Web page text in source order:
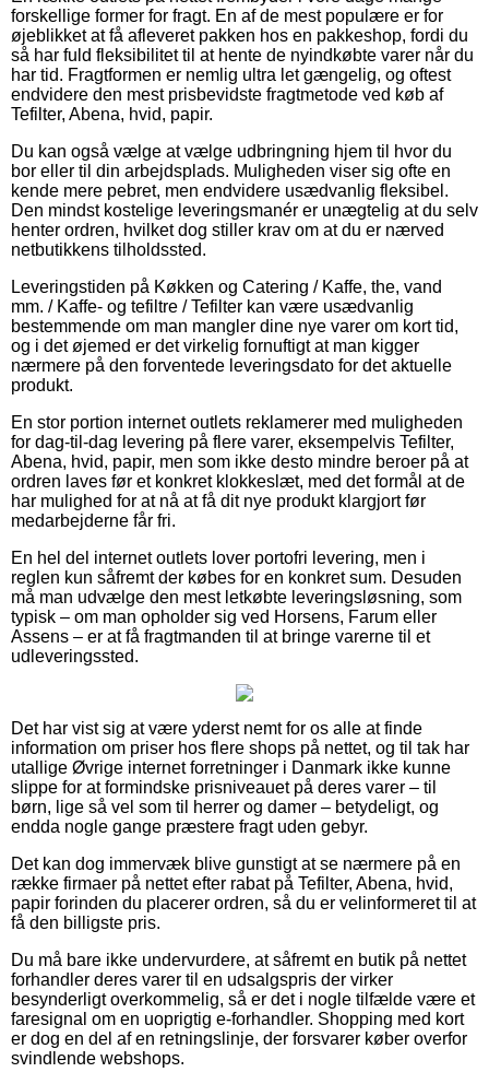
forskellige former for fragt. En af de mest populære er for
øjeblikket at få afleveret pakken hos en pakkeshop, fordi du
så har fuld fleksibilitet til at hente de nyindkøbte varer når du
har tid. Fragtformen er nemlig ultra let gængelig, og oftest
endvidere den mest prisbevidste fragtmetode ved køb af
Tefilter, Abena, hvid, papir.
Du kan også vælge at vælge udbringning hjem til hvor du
bor eller til din arbejdsplads. Muligheden viser sig ofte en
kende mere pebret, men endvidere usædvanlig fleksibel.
Den mindst kostelige leveringsmanér er unægtelig at du selv
henter ordren, hvilket dog stiller krav om at du er nærved
netbutikkens tilholdssted.
Leveringstiden på Køkken og Catering / Kaffe, the, vand
mm. / Kaffe- og tefiltre / Tefilter kan være usædvanlig
bestemmende om man mangler dine nye varer om kort tid,
og i det øjemed er det virkelig fornuftigt at man kigger
nærmere på den forventede leveringsdato for det aktuelle
produkt.
En stor portion internet outlets reklamerer med muligheden
for dag-til-dag levering på flere varer, eksempelvis Tefilter,
Abena, hvid, papir, men som ikke desto mindre beroer på at
ordren laves før et konkret klokkeslæt, med det formål at de
har mulighed for at nå at få dit nye produkt klargjort før
medarbejderne får fri.
En hel del internet outlets lover portofri levering, men i
reglen kun såfremt der købes for en konkret sum. Desuden
må man udvælge den mest letkøbte leveringsløsning, som
typisk – om man opholder sig ved Horsens, Farum eller
Assens – er at få fragtmanden til at bringe varerne til et
udleveringssted.
Det har vist sig at være yderst nemt for os alle at finde
information om priser hos flere shops på nettet, og til tak har
utallige Øvrige internet forretninger i Danmark ikke kunne
slippe for at formindske prisniveauet på deres varer – til
børn, lige så vel som til herrer og damer – betydeligt, og
endda nogle gange præstere fragt uden gebyr.
Det kan dog immervæk blive gunstigt at se nærmere på en
række firmaer på nettet efter rabat på Tefilter, Abena, hvid,
papir forinden du placerer ordren, så du er velinformeret til at
få den billigste pris.
Du må bare ikke undervurdere, at såfremt en butik på nettet
forhandler deres varer til en udsalgspris der virker
besynderligt overkommelig, så er det i nogle tilfælde være et
faresignal om en uoprigtig e-forhandler. Shopping med kort
er dog en del af en retningslinje, der forsvarer køber overfor
svindlende webshops.